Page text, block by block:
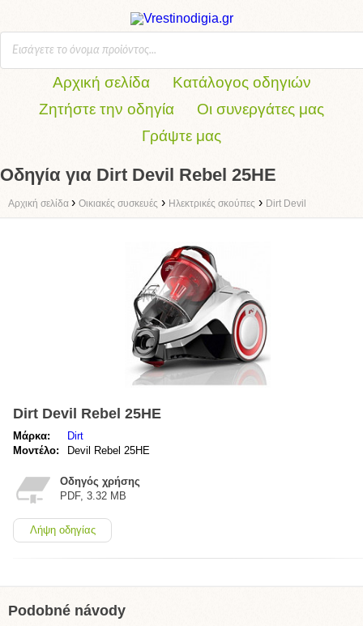
Αρχική σελίδα
Κατάλογος οδηγιών
Ζητήστε την οδηγία
Οι συνεργάτες μας
Γράψτε μας
Οδηγία για Dirt Devil Rebel 25HE
Αρχική σελίδα › Οικιακές συσκευές › Ηλεκτρικές σκούπες › Dirt Devil
Dirt Devil Rebel 25HE
Μάρκα:
Dirt
Μοντέλο:
Devil Rebel 25HE
Οδηγός χρήσης
PDF, 3.32 MB
Λήψη οδηγίας
Podobné návody